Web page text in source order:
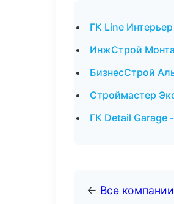
ГК Line
ИнжСтрой
БизнесСтрой
Строймастер
ГК Detail Garage
← Все